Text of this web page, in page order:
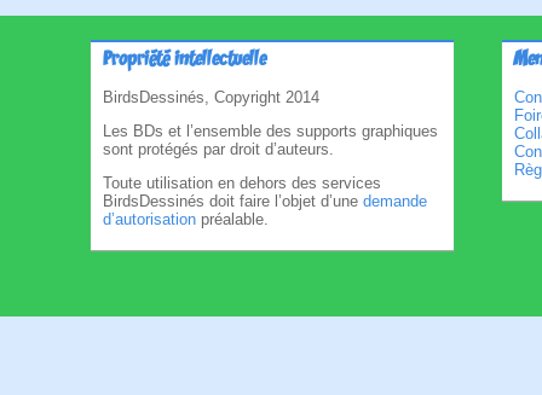
Propriété intellectuelle
BirdsDessinés, Copyright 2014
Les BDs et l’ensemble des supports graphiques
sont protégés par droit d’auteurs.
Toute utilisation en dehors des services
BirdsDessinés doit faire l’objet d’une demande
d’autorisation préalable.